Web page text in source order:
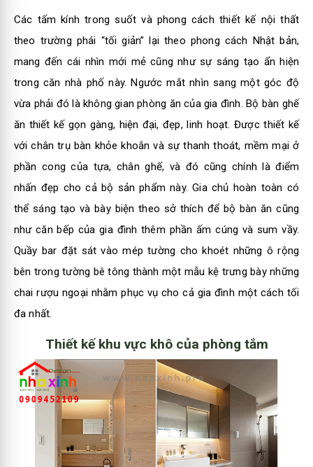
Các tấm kính trong suốt và phong cách thiết kế nội thất
theo trường phái “tối giản” lại theo phong cách Nhật bản,
mang đến cái nhìn mới mẻ cũng như sự sáng tạo ẩn hiện
trong căn nhà phố này. Ngước mắt nhìn sang một góc độ
vừa phải đó là không gian phòng ăn của gia đình. Bộ bàn ghế
ăn thiết kế gọn gàng, hiện đại, đẹp, linh hoạt. Được thiết kế
với chân trụ bàn khỏe khoắn và sự thanh thoát, mềm mại ở
phần cong của tựa, chân ghế, và đó cũng chính là điểm
nhấn đẹp cho cả bộ sản phẩm này. Gia chủ hoàn toàn có
thể sáng tạo và bày biện theo sở thích để bộ bàn ăn cũng
như căn bếp của gia đình thêm phần ấm cúng và sum vầy.
Quầy bar đặt sát vào mép tường cho khoét những ô rộng
bên trong tường bê tông thành một mẫu kệ trưng bày những
chai rượu ngoại nhằm phục vụ cho cả gia đình một cách tối
đa nhất.
Thiết kế khu vực khô của phòng tắm